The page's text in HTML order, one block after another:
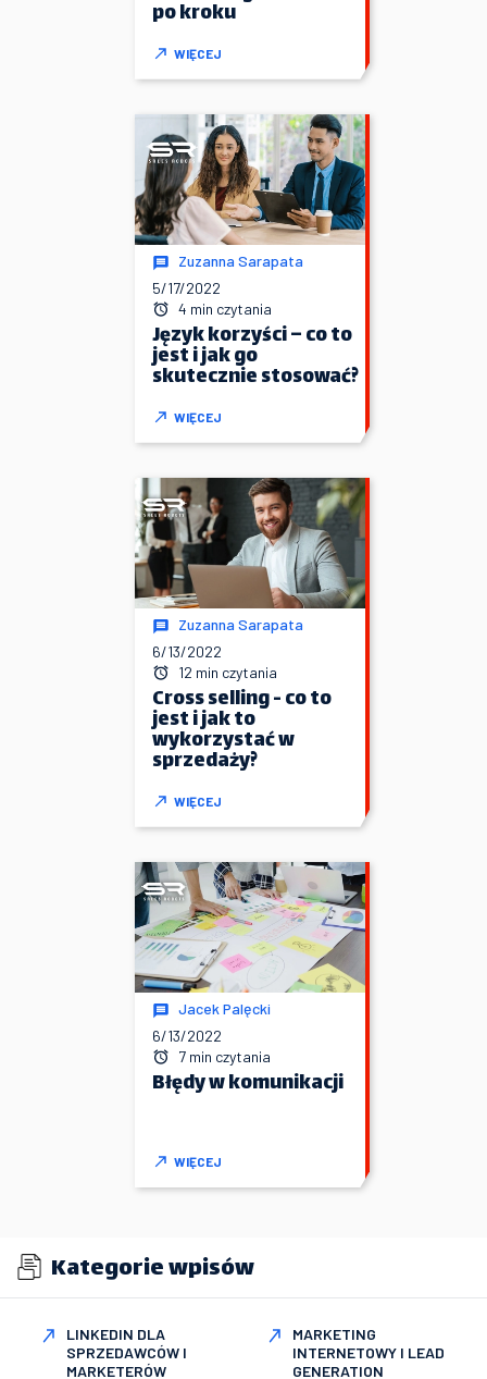
po kroku
WIĘCEJ
Zuzanna Sarapata
5/17/2022
4 min czytania
Język korzyści – co to
jest i jak go
skutecznie stosować?
WIĘCEJ
Zuzanna Sarapata
6/13/2022
12 min czytania
Cross selling - co to
jest i jak to
wykorzystać w
sprzedaży?
WIĘCEJ
Jacek Palęcki
6/13/2022
7 min czytania
Błędy w komunikacji
WIĘCEJ
Kategorie wpisów
LINKEDIN DLA
SPRZEDAWCÓW I
MARKETERÓW
MARKETING
INTERNETOWY I LEAD
GENERATION